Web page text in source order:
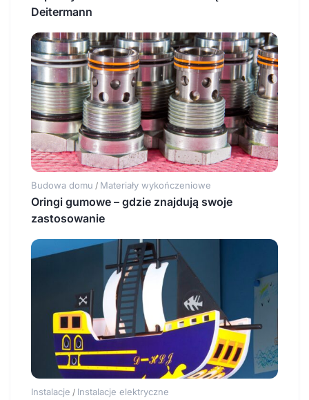
Deitermann
Budowa domu / Materiały wykończeniowe
Oringi gumowe – gdzie znajdują swoje
zastosowanie
Instalacje / Instalacje elektryczne